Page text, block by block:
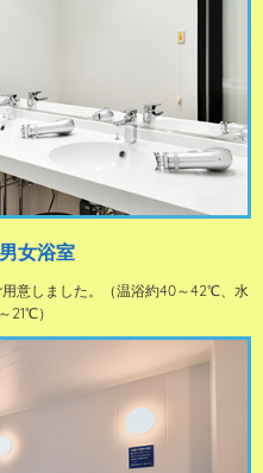
女浴室
意しました。（温浴約40～42℃、水
21℃）